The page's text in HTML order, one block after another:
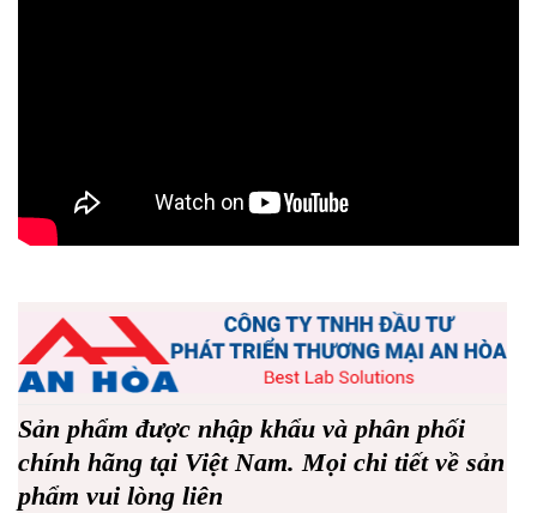
Sản phẩm được nhập khẩu và phân phối
chính hãng tại Việt Nam. Mọi chi tiết về sản
phẩm vui lòng liên